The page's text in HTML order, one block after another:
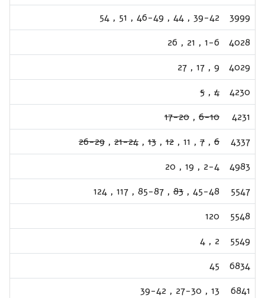
3999
39-42
,
44
,
46-49
,
51
,
54
4028
1-6
,
21
,
26
4029
9
,
17
,
27
4230
4
,
5
4231
6-10
,
17-20
4337
6
,
7
,
11
,
12
,
13
,
21-24
,
26-29
4983
2-4
,
19
,
20
5547
45-48
,
83
,
85-87
,
117
,
124
5548
120
5549
2
,
4
6834
45
6841
13
,
27-30
,
39-42